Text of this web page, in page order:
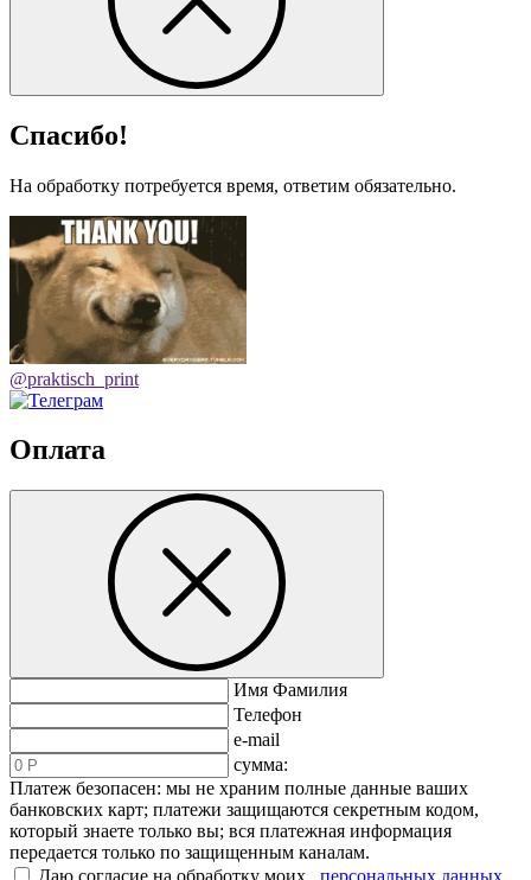
Спасибо!
На обработку потребуется время, ответим обязательно.
@praktisch_print
Оплата
Имя Фамилия
Телефон
e-mail
сумма:
Платеж безопасен: мы не храним полные данные ваших
банковских карт; платежи защищаются секретным кодом,
который знаете только вы; вся платежная информация
передается только по защищенным каналам.